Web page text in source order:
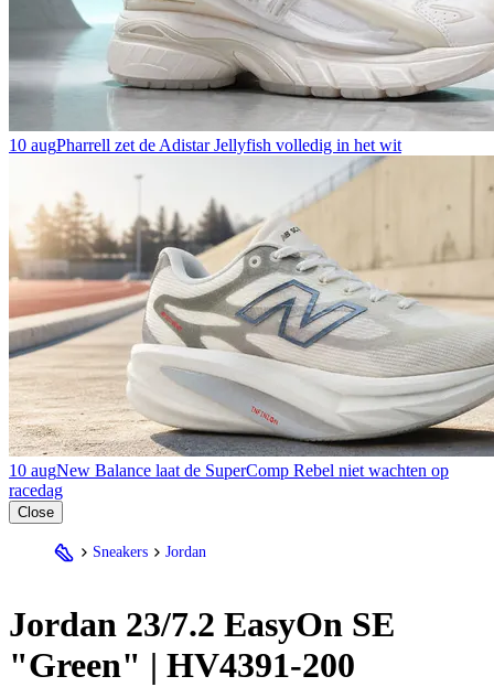
10 augPharrell zet de Adistar Jellyfish volledig in het wit
10 augNew Balance laat de SuperComp Rebel niet wachten op
racedag
Close
Sneakers Jordan
Jordan 23/7.2 EasyOn SE
"Green" | HV4391-200